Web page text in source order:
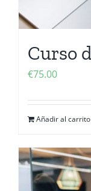
Curso
€75.00
Añadir al carrito